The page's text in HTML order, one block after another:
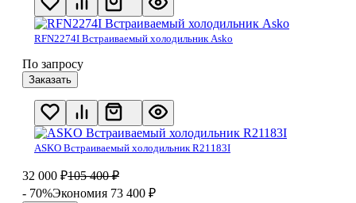
RFN2274I Встраиваемый холодильник Asko
По запросу
Заказать
ASKO Встраиваемый холодильник R21183I
32 000 ₽105 400 ₽
- 70%Экономия 73 400 ₽